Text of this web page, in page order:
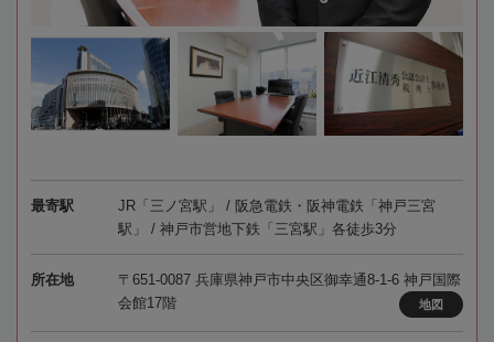
最寄駅
JR「三ノ宮駅」 / 阪急電鉄・阪神電鉄「神戸三宮
駅」 / 神戸市営地下鉄「三宮駅」各徒歩3分
所在地
〒651-0087 兵庫県神戸市中央区御幸通8-1-6 神戸国際
会館17階
地図